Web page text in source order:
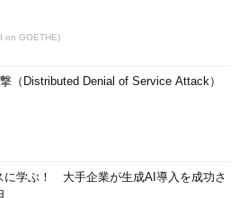
on GOETHE)
（Distributed Denial of Service Attack）
に学ぶ！ 大手企業が生成AI導入を成功さ